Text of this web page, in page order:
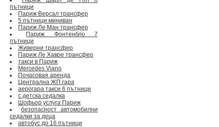
пътници
Париж Версал трансфер
5 пътници миниван
Париж Ле Ман трансфер
Париж Фонтенбло 7
пътници
Живерни трансфер
Париж Ле Хавре трансфер
такси в Париж
Mercedes Viano
Почасовая аренда
Централна ЖП гара
аерогара такси 6 пътници
с детска седалка
Шофьор услуга Париж
безопасност автомобилни
седалки за деца
автобус до 16 пътници